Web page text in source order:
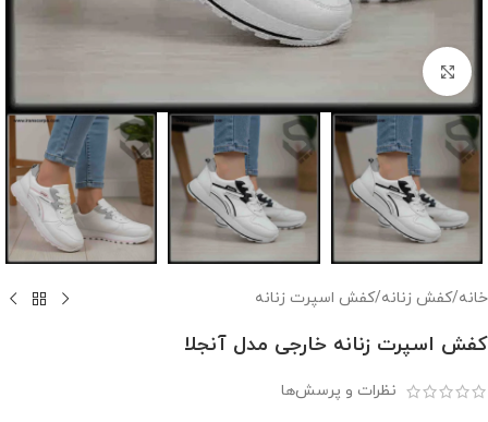
بزرگنمایی تصویر
خانه/کفش زنانه/کفش اسپرت زنانه
کفش اسپرت زنانه خارجی مدل آنجلا
نظرات و پرسش‌ها